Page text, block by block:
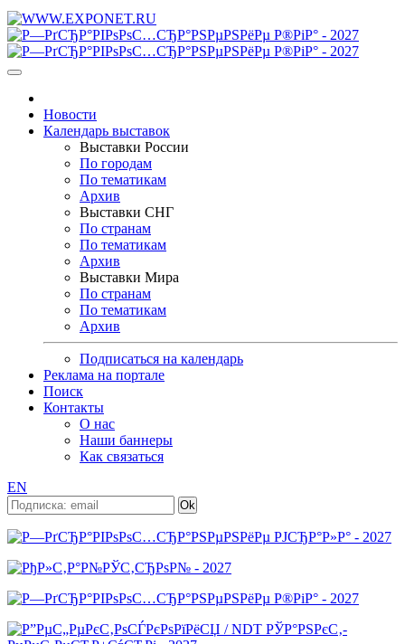
Новости
Календарь выставок
Выставки России
По городам
По тематикам
Архив
Выставки СНГ
По странам
По тематикам
Архив
Выставки Мира
По странам
По тематикам
Архив
Подписаться на календарь
Реклама на портале
Поиск
Контакты
О нас
Наши баннеры
Как связаться
EN